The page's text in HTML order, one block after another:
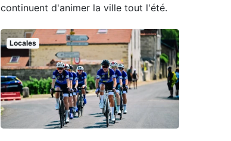
continuent d'animer la ville tout l'été.
Locales